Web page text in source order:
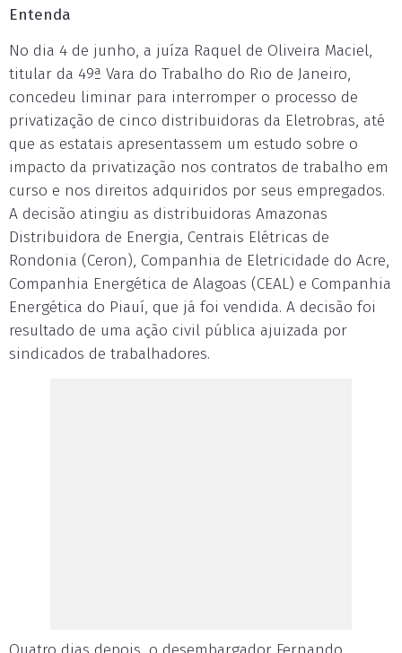
Entenda
No dia 4 de junho, a juíza Raquel de Oliveira Maciel,
titular da 49ª Vara do Trabalho do Rio de Janeiro,
concedeu liminar para interromper o processo de
privatização de cinco distribuidoras da Eletrobras, até
que as estatais apresentassem um estudo sobre o
impacto da privatização nos contratos de trabalho em
curso e nos direitos adquiridos por seus empregados.
A decisão atingiu as distribuidoras Amazonas
Distribuidora de Energia, Centrais Elétricas de
Rondonia (Ceron), Companhia de Eletricidade do Acre,
Companhia Energética de Alagoas (CEAL) e Companhia
Energética do Piauí, que já foi vendida. A decisão foi
resultado de uma ação civil pública ajuizada por
sindicados de trabalhadores.